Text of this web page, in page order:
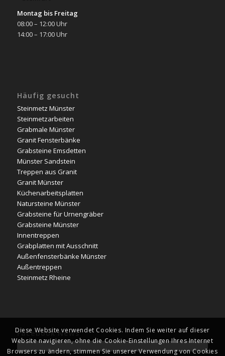
Montag bis Freitag
08:00 – 12:00 Uhr
14:00 – 17:00 Uhr
Häufig gesucht
Steinmetz Münster
Steinmetzarbeiten
Grabmale Münster
Granit Fensterbänke
Grabsteine Emsdetten
Münster Sandstein
Treppen aus Granit
Granit Münster
Küchenarbeitsplatten
Natursteine Münster
Grabsteine für Urnengräber
Grabsteine Münster
Innentreppen
Grabplatten mit Ausschnitt
Außenfensterbänke Münster
Außentreppen
Steinmetz Rheine
Facebook News
Diese Website verwendet Cookies. Indem Sie weiter auf dieser
Website navigieren, ohne die Cookie-Einstellungen Ihres Internet
Browsers zu ändern, stimmen Sie unserer Verwendung von Cookies